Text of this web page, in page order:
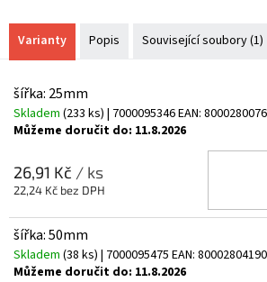
Varianty Popis Související soubory (1)
šířka: 25mm
Skladem (233 ks) | 7000095346EAN:
Můžeme doručit do: 11.8.2026
26,91 Kč / ks
22,24 Kč bez DPH
šířka: 50mm
Skladem (38 ks) | 7000095475 EAN:
Můžeme doručit do: 11.8.2026